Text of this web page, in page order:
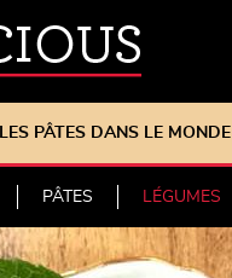
LES PÂTES DANS LE MONDE
PÂTES LÉGUMES